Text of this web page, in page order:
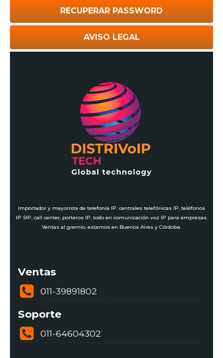
RECUPERAR PASSWORD
AVISO LEGAL
Importador y mayorista de telefonía IP. centrales telefónicas IP, teléfonos
IP SIP, call center, porteros IP, todo en comunicación voz IP para empresas.
Ventas al gremio, estamos en Buenos Aires y Córdoba.
Ventas
011-39891802
Soporte
011-64604302